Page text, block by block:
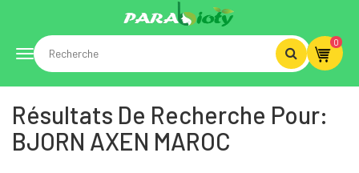
Toggle
navigation
0
Résultats De Recherche Pour:
BJORN AXEN MAROC